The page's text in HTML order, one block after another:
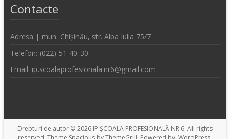
Contacte
Adresa | mun. Chișinău, str. Alba Iulia 75/7
Telefon: (022) 51-40-30
Email: ip.scoalaprofesionala.nr6@gmail.com
Drepturi de autor © 2026 IP ȘCOALA PROFESIONALĂ NR.6. All rights